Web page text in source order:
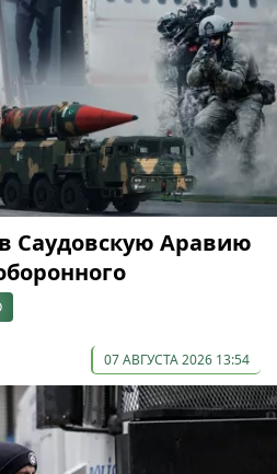
Саудовскую Аравию
07 АВГУСТА 2026 13:54